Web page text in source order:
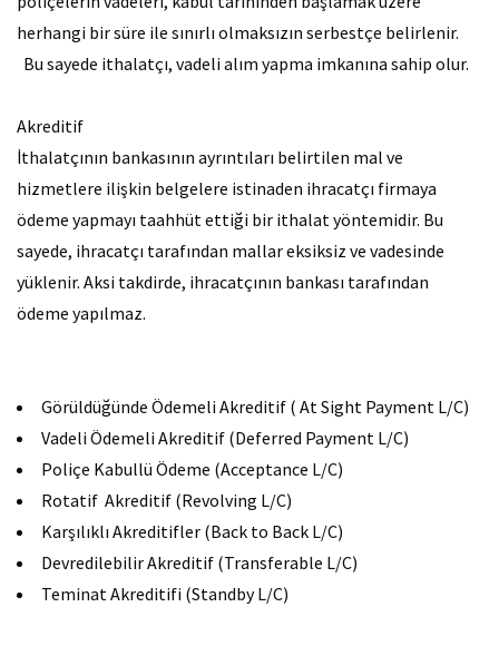
herhangi bir süre ile sınırlı olmaksızın serbestçe belirlenir.
Bu sayede ithalatçı, vadeli alım yapma imkanına sahip olur.
Akreditif
İthalatçının bankasının ayrıntıları belirtilen mal ve
hizmetlere ilişkin belgelere istinaden ihracatçı firmaya
ödeme yapmayı taahhüt ettiği bir ithalat yöntemidir. Bu
sayede, ihracatçı tarafından mallar eksiksiz ve vadesinde
yüklenir. Aksi takdirde, ihracatçının bankası tarafından
ödeme yapılmaz.
Görüldüğünde Ödemeli Akreditif ( At Sight Payment L/C)
Vadeli Ödemeli Akreditif (Deferred Payment L/C)
Poliçe Kabullü Ödeme (Acceptance L/C)
Rotatif Akreditif (Revolving L/C)
Karşılıklı Akreditifler (Back to Back L/C)
Devredilebilir Akreditif (Transferable L/C)
Teminat Akreditifi (Standby L/C)